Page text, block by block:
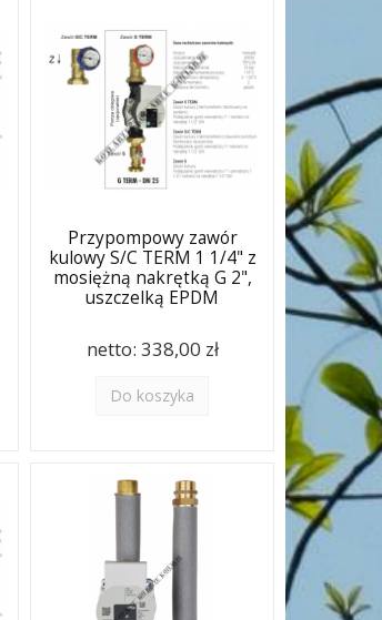
Przypompowy zawór
kulowy S/C TERM 1 1/4" z
mosiężną nakrętką G 2",
uszczelką EPDM
netto: 338,00 zł
Do koszyka